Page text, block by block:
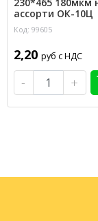
ассорти ОК-10Ц
Код: 99605
2,20 руб с НДС
- +